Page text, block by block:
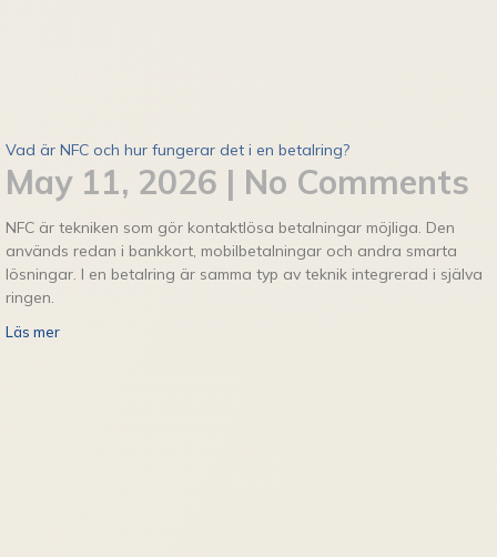
Vad är NFC och hur fungerar det i en betalring?
May 11, 2026 No Comments
NFC är tekniken som gör kontaktlösa betalningar möjliga. Den
används redan i bankkort, mobilbetalningar och andra smarta
lösningar. I en betalring är samma typ av teknik integrerad i själva
ringen.
Läs mer